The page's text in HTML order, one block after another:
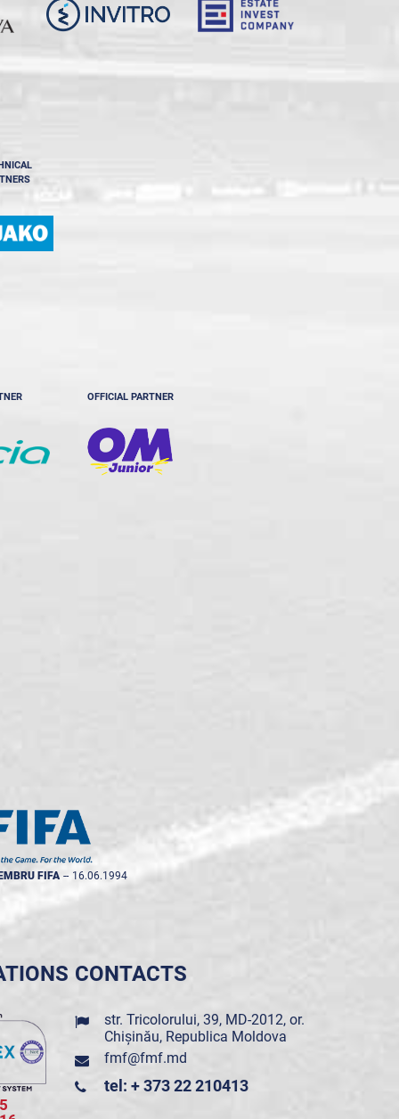
OFFICIAL PARTNER
FIFA -- 16.06.1994
CONTACTS
str. Tricolorului, 39, MD-2012, or.
Chișinău, Republica Moldova
fmf@fmf.md
tel: + 373 22 210413